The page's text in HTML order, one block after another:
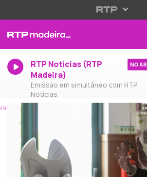
RTP Notícias (RTP
Madeira)
Emissão em simultâneo com RTP
Notícias
NO AR